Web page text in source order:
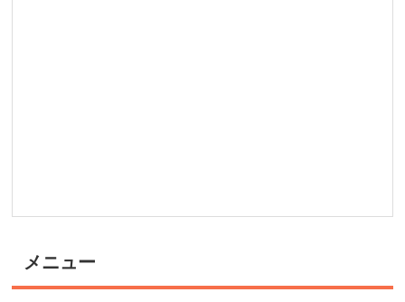
メニュー